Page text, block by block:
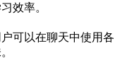
效率。
可以在聊天中使用各